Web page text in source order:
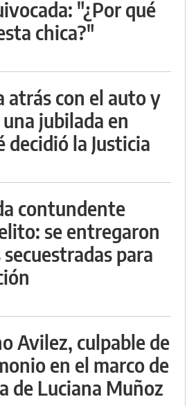
"¿Por qué
chica?"
atrás con el auto y
jubilada en
decidió la Justicia
contundente
se entregaron
para
Avilez, culpable de
en el marco de
de Luciana Muñoz